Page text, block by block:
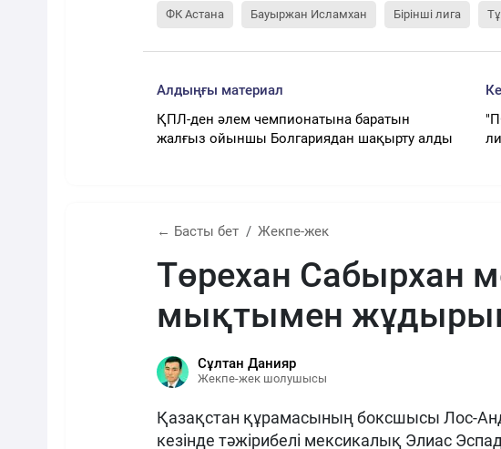
ФК Астана Бауыржан Исламхан Бірінші лига
Алдыңғы материал
ҚПЛ-ден әлем чемпионатына баратын
жалғыз ойыншы Болгариядан шақырту алды
← Басты бет Жекпе-жек
Төрехан Сабырхан
мықтымен
Сұлтан Данияр
Жекпе-жек шолушысы
Қазақстан құрамасының боксшысы Лос-
кезінде тәжірибелі мексикалық Элиас